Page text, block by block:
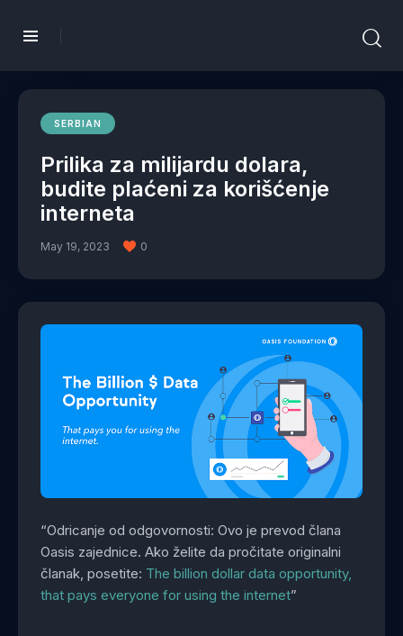
SERBIAN
Prilika za milijardu dolara,
budite plaćeni za korišćenje
interneta
May 19, 2023 0
“Odricanje od odgovornosti: Ovo je prevod člana
Oasis zajednice. Ako želite da pročitate originalni
članak, posetite: The billion dollar data opportunity,
that pays everyone for using the internet”